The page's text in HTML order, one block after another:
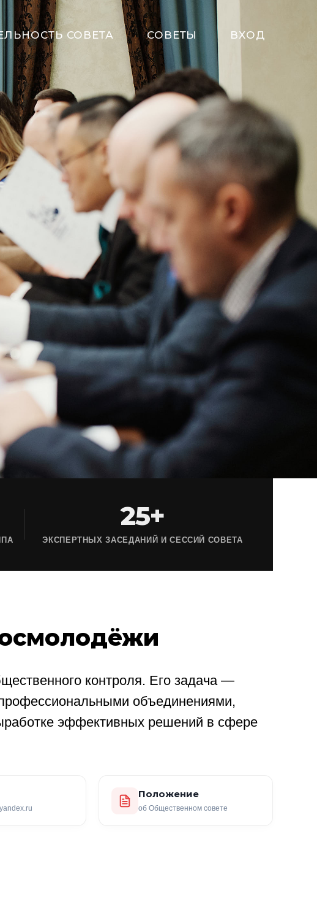
СОВЕТА СОВЕТЫ ВХОД
25+
ЭКСПЕРТНЫХ ЗАСЕДАНИЙ И СЕССИЙ СОВЕТА
контроля. Его задача —
объединениями,
эффективных решений в сфере
Положение
об Общественном совете